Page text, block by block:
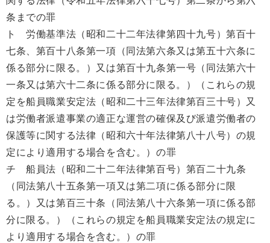
条までの罪
ト 労働基準法（昭和二十二年法律第四十九号）第百十
七条、第百十八条第一項（同法第六条又は第五十六条に
係る部分に限る。）又は第百十九条第一号（同法第六十
一条又は第六十二条に係る部分に限る。）（これらの規
定を船員職業安定法（昭和二十三年法律第百三十号）又
は労働者派遣事業の適正な運営の確保及び派遣労働者の
保護等に関する法律（昭和六十年法律第八十八号）の規
定により適用する場合を含む。）の罪
チ 船員法（昭和二十二年法律第百号）第百二十九条
（同法第八十五条第一項又は第二項に係る部分に限
る。）又は第百三十条（同法第八十六条第一項に係る部
分に限る。）（これらの規定を船員職業安定法の規定に
より適用する場合を含む。）の罪